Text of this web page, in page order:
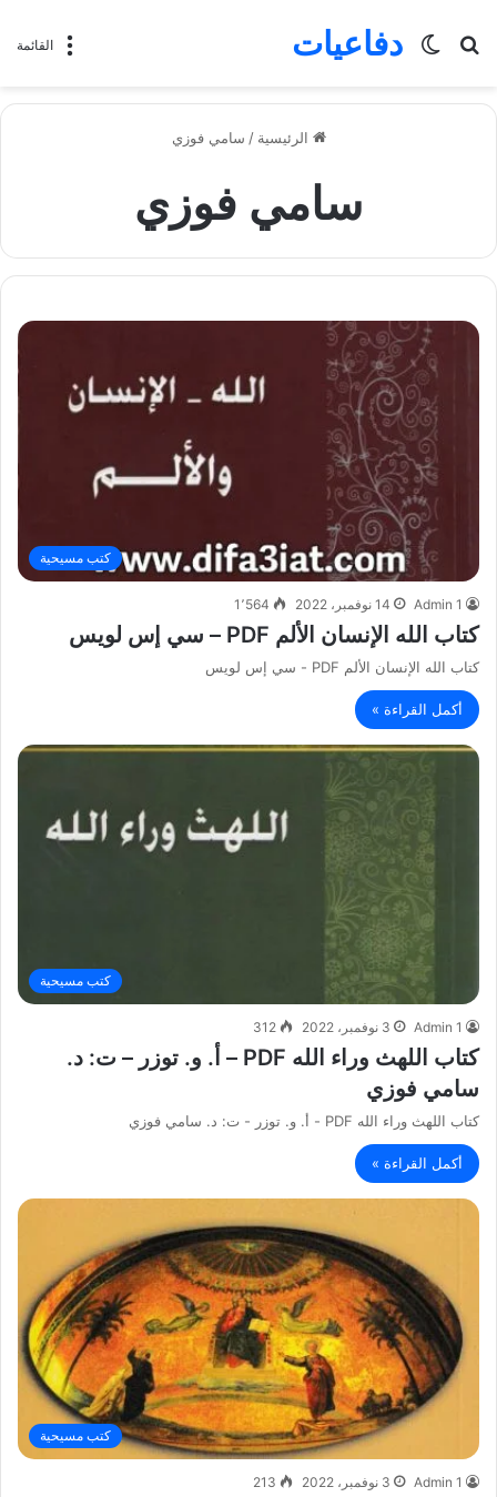
القائمة دفاعيات
بحث
الوضع
الرئيسية / سامي فوزي
سامي فوزي
كتب مسيحية
Admin 1 14 نوفمبر، 2022 1٬564
كتاب الله الإنسان الألم PDF – سي إس لويس
كتاب الله الإنسان الألم PDF - سي إس لويس
أكمل القراءة »
كتب مسيحية
Admin 1 3 نوفمبر، 2022 312
كتاب اللهث وراء الله PDF – أ. و. توزر – ت: د.
سامي فوزي
كتاب اللهث وراء الله PDF - أ. و. توزر - ت: د. سامي فوزي
أكمل القراءة »
كتب مسيحية
Admin 1 3 نوفمبر، 2022 213